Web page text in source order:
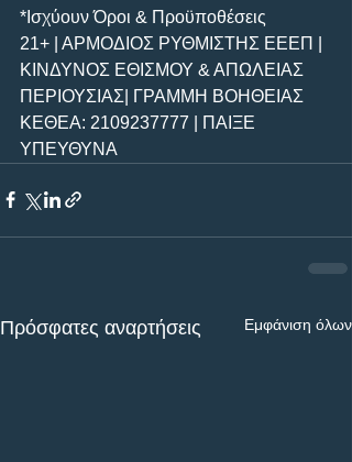
*Ισχύουν Όροι & Προϋποθέσεις
21+ | ΑΡΜΟΔΙΟΣ ΡΥΘΜΙΣΤΗΣ ΕΕΕΠ |
ΚΙΝΔΥΝΟΣ ΕΘΙΣΜΟΥ & ΑΠΩΛΕΙΑΣ
ΠΕΡΙΟΥΣΙΑΣ| ΓΡΑΜΜΗ ΒΟΗΘΕΙΑΣ
ΚΕΘΕΑ: 2109237777 | ΠΑΙΞΕ
ΥΠΕΥΘΥΝΑ
Πρόσφατες αναρτήσεις Εμφάνιση όλων